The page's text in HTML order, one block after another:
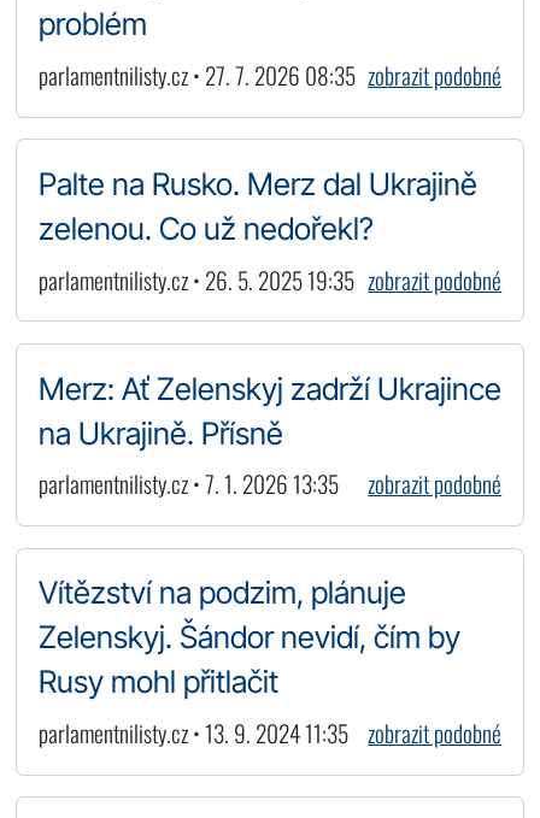
problém
parlamentnilisty.cz • 27. 7. 2026 08:35 zobrazit podobné
Palte na Rusko. Merz dal Ukrajině
zelenou. Co už nedořekl?
parlamentnilisty.cz • 26. 5. 2025 19:35 zobrazit podobné
Merz: Ať Zelenskyj zadrží Ukrajince
na Ukrajině. Přísně
parlamentnilisty.cz • 7. 1. 2026 13:35 zobrazit podobné
Vítězství na podzim, plánuje
Zelenskyj. Šándor nevidí, čím by
Rusy mohl přitlačit
parlamentnilisty.cz • 13. 9. 2024 11:35 zobrazit podobné